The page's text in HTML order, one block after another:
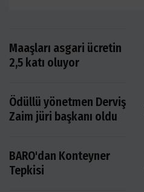
Maaşları asgari ücretin
2,5 katı oluyor
Ödüllü yönetmen Derviş
Zaim jüri başkanı oldu
BARO'dan Konteyner
Tepkisi